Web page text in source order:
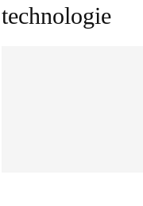
technologie